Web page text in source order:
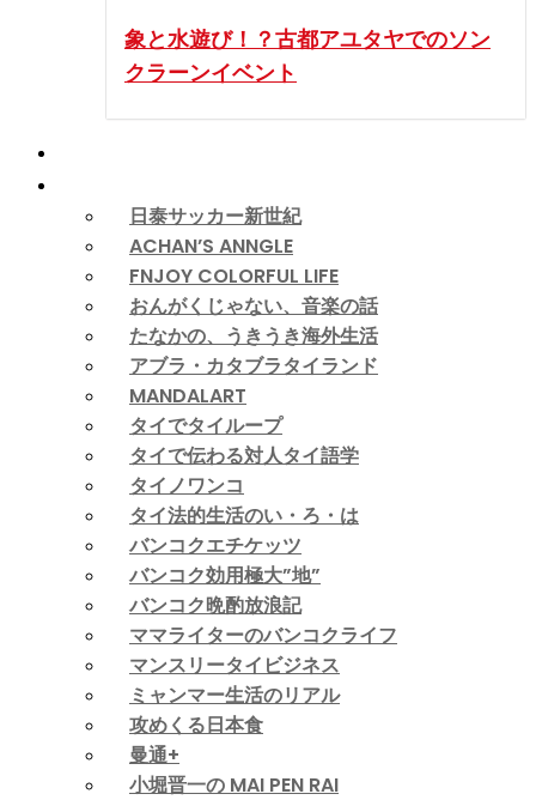
象と水遊び！？古都アユタヤでのソン
クラーンイベント
日泰サッカー新世紀
ACHAN’S ANNGLE
FNJOY COLORFUL LIFE
おんがくじゃない、音楽の話
たなかの、うきうき海外生活
アブラ・カタブラタイランド
MANDALART
タイでタイループ
タイで伝わる対人タイ語学
タイノワンコ
タイ法的生活のい・ろ・は
バンコクエチケッツ
バンコク効用極大”地”
バンコク晩酌放浪記
ママライターのバンコクライフ
マンスリータイビジネス
ミャンマー生活のリアル
攻めくる日本食
曼通+
小堀晋一の MAI PEN RAI